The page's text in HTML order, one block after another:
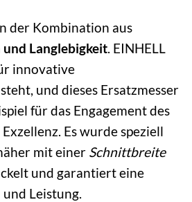
der Kombination aus
Langlebigkeit. EINHELL
innovative
und dieses Ersatzmesser
für das Engagement des
Es wurde speziell
mit einer Schnittbreite
und garantiert eine
Leistung.